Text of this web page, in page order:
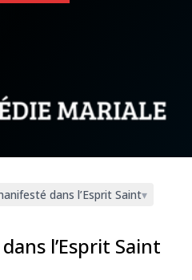
Infos légales
dans l’Esprit Saint▾
l’Esprit Saint